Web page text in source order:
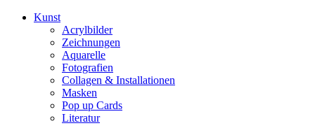
Kunst
Acrylbilder
Zeichnungen
Aquarelle
Fotografien
Collagen & Installationen
Masken
Pop up Cards
Literatur